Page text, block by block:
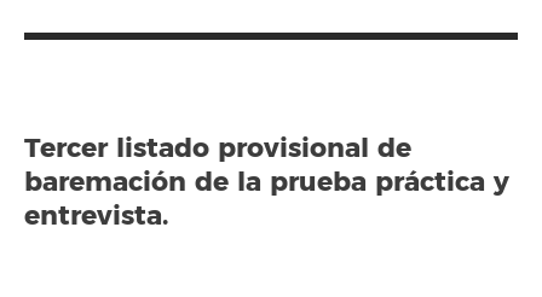
Tercer listado provisional de
baremación de la prueba práctica y
entrevista.